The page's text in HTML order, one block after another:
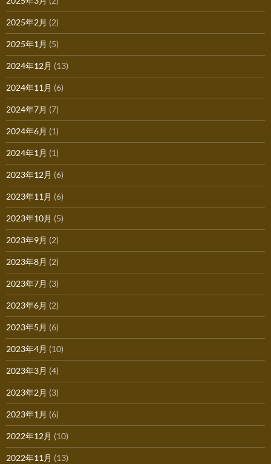
2025年2月 (2)
2025年1月 (5)
2024年12月 (13)
2024年11月 (6)
2024年7月 (7)
2024年6月 (1)
2024年1月 (1)
2023年12月 (6)
2023年11月 (6)
2023年10月 (5)
2023年9月 (2)
2023年8月 (2)
2023年7月 (3)
2023年6月 (2)
2023年5月 (6)
2023年4月 (10)
2023年3月 (4)
2023年2月 (3)
2023年1月 (6)
2022年12月 (10)
2022年11月 (13)